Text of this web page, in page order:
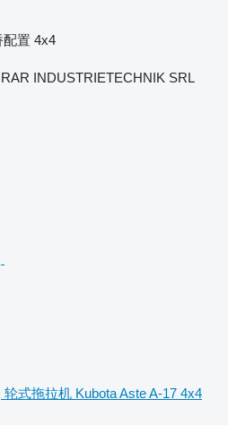
配置 4x4
INDUSTRIETECHNIK SRL
轮式拖拉机 Kubota Aste A-17 4x4